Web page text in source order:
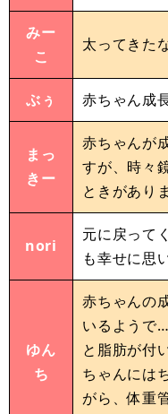
みー
こ
太ってきた
ぶぅ 赤ちゃん成
まっ
きー
赤ちゃんが
すが、時々
ときがあり
nori
元に戻って
も幸せに思
ゆん
ち
赤ちゃんの
いるようで
と脂肪が付
ちゃんには
がら、体重